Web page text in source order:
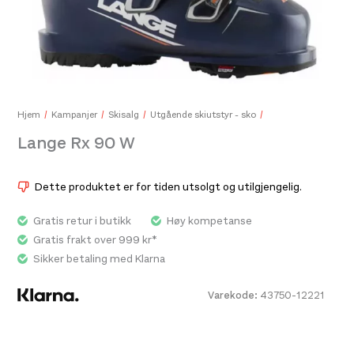
450,-
Hjem Kampanjer Skisalg Utgående skiutstyr - sko
Lange Rx 90 W
Dette produktet er for tiden utsolgt og utilgjengelig.
Varekode: 43750-12221
Gratis retur i butikk
Høy kompetanse
Gratis frakt over 999 kr*
Sikker betaling med Klarna